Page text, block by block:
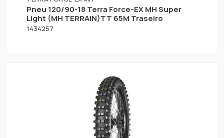
Pneu 120/90-18 Terra Force-EX MH Super
Light (MH TERRAIN)TT 65M Traseiro
1434257